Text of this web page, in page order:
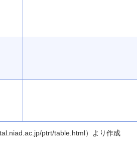
ptrt/table.html）より作成